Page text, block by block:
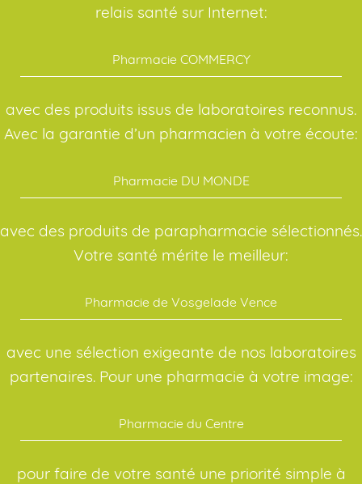
relais santé sur Internet:
Pharmacie COMMERCY
avec des produits issus de laboratoires reconnus.
Avec la garantie d’un pharmacien à votre écoute:
Pharmacie DU MONDE
avec des produits de parapharmacie sélectionnés.
Votre santé mérite le meilleur:
Pharmacie de Vosgelade Vence
avec une sélection exigeante de nos laboratoires
partenaires. Pour une pharmacie à votre image:
Pharmacie du Centre
pour faire de votre santé une priorité simple à